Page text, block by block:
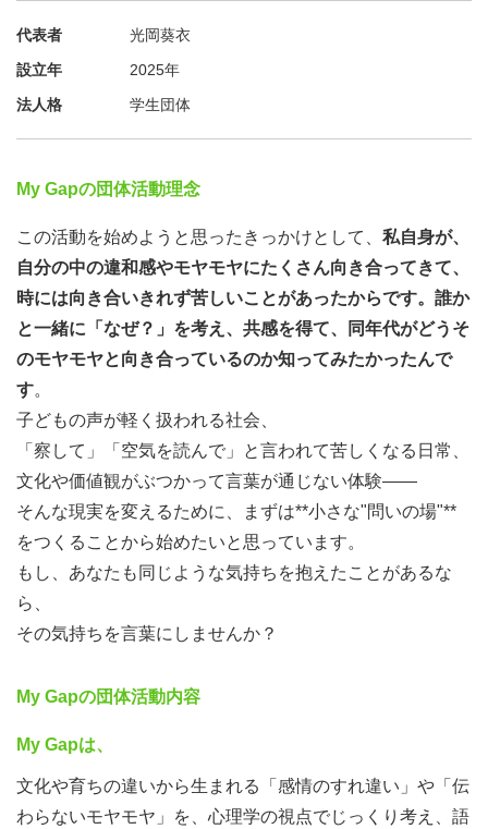
代表者
光岡葵衣
設立年
2025年
法人格
学生団体
My Gapの団体活動理念
この活動を始めようと思ったきっかけとして、 私自身が、
自分の中の違和感やモヤモヤにたくさん向き合ってきて、
時には向き合いきれず苦しいことがあったからです。誰か
と一緒に「なぜ？」を考え、共感を得て、同年代がどうそ
のモヤモヤと向き合っているのか知ってみたかったんで
す。
子どもの声が軽く扱われる社会、
「察して」「空気を読んで」と言われて苦しくなる日常、
文化や価値観がぶつかって言葉が通じない体験――
そんな現実を変えるために、まずは**小さな"問いの場"**
をつくることから始めたいと思っています。
もし、あなたも同じような気持ちを抱えたことがあるな
ら、
その気持ちを言葉にしませんか？
My Gapの団体活動内容
My Gapは、
文化や育ちの違いから生まれる「感情のすれ違い」や「伝
わらないモヤモヤ」を、心理学の視点でじっくり考え、語